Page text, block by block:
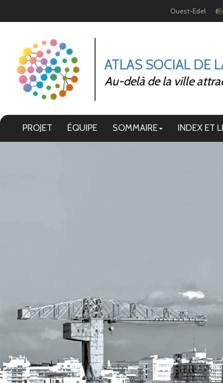
Ouest-Edel
ATLAS SOCIAL DE
Au-delà de la ville
PROJET ÉQUIPE SOMMAIRE INDEX ET